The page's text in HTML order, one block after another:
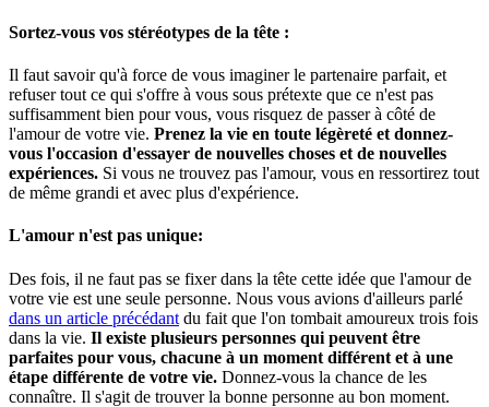
Sortez-vous vos stéréotypes de la tête :
Il faut savoir qu'à force de vous imaginer le partenaire parfait, et
refuser tout ce qui s'offre à vous sous prétexte que ce n'est pas
suffisamment bien pour vous, vous risquez de passer à côté de
l'amour de votre vie. Prenez la vie en toute légèreté et donnez-
vous l'occasion d'essayer de nouvelles choses et de nouvelles
expériences. Si vous ne trouvez pas l'amour, vous en ressortirez tout
de même grandi et avec plus d'expérience.
L'amour n'est pas unique:
Des fois, il ne faut pas se fixer dans la tête cette idée que l'amour de
votre vie est une seule personne. Nous vous avions d'ailleurs parlé
dans un article précédant du fait que l'on tombait amoureux trois fois
dans la vie. Il existe plusieurs personnes qui peuvent être
parfaites pour vous, chacune à un moment différent et à une
étape différente de votre vie. Donnez-vous la chance de les
connaître. Il s'agit de trouver la bonne personne au bon moment.